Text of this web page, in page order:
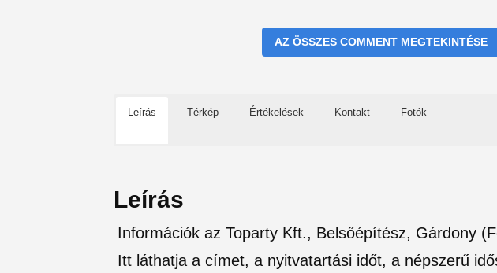
AZ ÖSSZES COMMENT MEGTEKINTÉSE
Leírás Térkép Értékelések Kontakt Fotók
Leírás
Információk az Toparty Kft., Belsőépítész, Gárdony
Itt láthatja a címet, a nyitvatartási időt, a népszerű